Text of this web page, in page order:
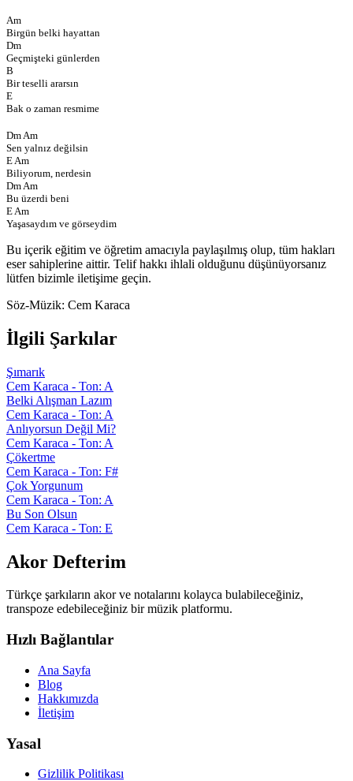
Am
Birgün belki hayattan
Dm
Geçmişteki günlerden
B
Bir teselli ararsın
E
Bak o zaman resmime
Dm Am
Sen yalnız değilsin
E Am
Biliyorum, nerdesin
Dm Am
Bu üzerdi beni
E Am
Yaşasaydım ve görseydim
Bu içerik eğitim ve öğretim amacıyla paylaşılmış olup, tüm hakları
eser sahiplerine aittir. Telif hakkı ihlali olduğunu düşünüyorsanız
lütfen bizimle iletişime geçin.
Söz-Müzik: Cem Karaca
İlgili Şarkılar
Şımarık
Cem Karaca - Ton: A
Belki Alışman Lazım
Cem Karaca - Ton: A
Anlıyorsun Değil Mi?
Cem Karaca - Ton: A
Çökertme
Cem Karaca - Ton: F#
Çok Yorgunum
Cem Karaca - Ton: A
Bu Son Olsun
Cem Karaca - Ton: E
Akor Defterim
Türkçe şarkıların akor ve notalarını kolayca bulabileceğiniz,
transpoze edebileceğiniz bir müzik platformu.
Hızlı Bağlantılar
Ana Sayfa
Blog
Hakkımızda
İletişim
Yasal
Gizlilik Politikası